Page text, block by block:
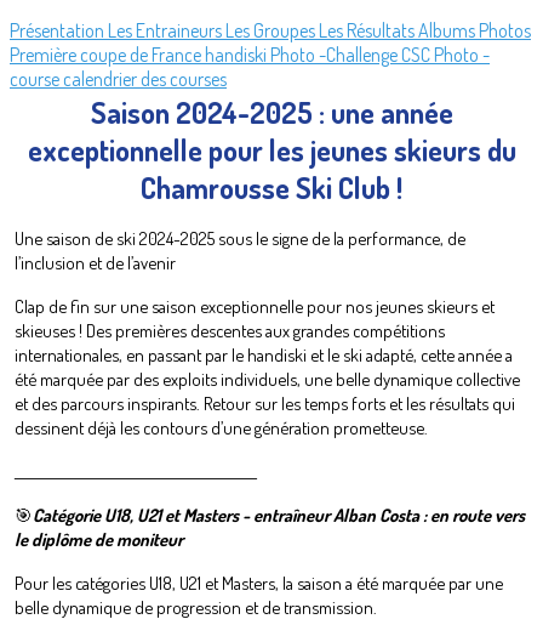
Présentation Les Entraineurs Les Groupes Les RésultatsAlbums Photos
Première coupe de France handiski Photo -Challenge CSC Photo -
course calendrier des courses
Saison 2024-2025 : une année
exceptionnelle pour les jeunes skieurs du
Chamrousse Ski Club !
Une saison de ski 2024-2025 sous le signe de la performance, de
l’inclusion et de l’avenir
Clap de fin sur une saison exceptionnelle pour nos jeunes skieurs et
skieuses ! Des premières descentes aux grandes compétitions
internationales, en passant par le handiski et le ski adapté, cette année a
été marquée par des exploits individuels, une belle dynamique collective
et des parcours inspirants. Retour sur les temps forts et les résultats qui
dessinent déjà les contours d’une génération prometteuse.
🎯Catégorie U18, U21 et Masters - entraîneur Alban Costa : en route vers
le diplôme de moniteur
Pour les catégories U18, U21 et Masters, la saison a été marquée par une
belle dynamique de progression et de transmission.